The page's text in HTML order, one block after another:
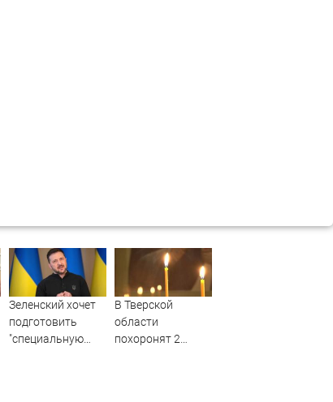
Зеленский хочет
подготовить
"специальную
В Тверской
области
похоронят 2